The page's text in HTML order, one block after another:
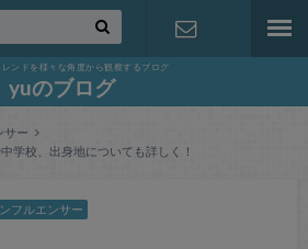
ンドを様々な角度から観察するブログ
yuのブログ
サー
学校、出身地についても詳しく！
フルエンサー